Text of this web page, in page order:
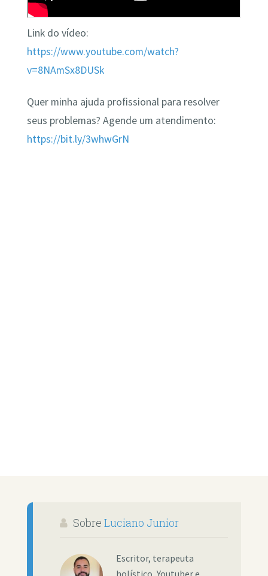
Link do vídeo:
https://www.youtube.com/watch?
v=8NAmSx8DUSk
Quer minha ajuda profissional para resolver
seus problemas? Agende um atendimento:
https://bit.ly/3whwGrN
Sobre Luciano Junior
Escritor, terapeuta